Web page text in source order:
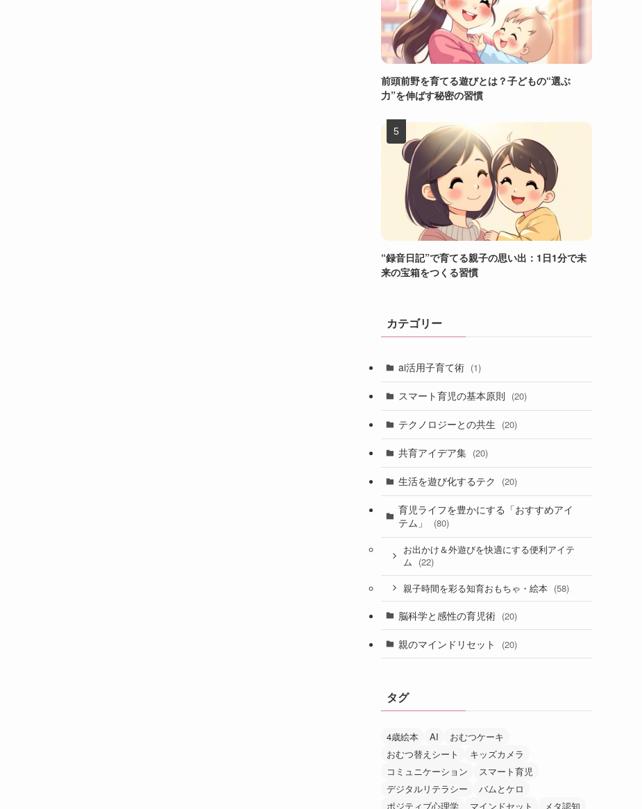
前頭前野を育てる遊びとは？子どもの“選ぶ
力”を伸ばす秘密の習慣
“録音日記”で育てる親子の思い出：1日1分で未
来の宝箱をつくる習慣
カテゴリー
ai活用子育て術 (1)
スマート育児の基本原則 (20)
テクノロジーとの共生 (20)
共育アイデア集 (20)
生活を遊び化するテク (20)
育児ライフを豊かにする「おすすめアイ
テム」
(80)
お出かけ＆外遊びを快適にする便利アイテ
ム
(22)
親子時間を彩る知育おもちゃ・絵本 (58)
脳科学と感性の育児術 (20)
親のマインドリセット (20)
タグ
4歳絵本 AI
おむつケーキ
おむつ替えシート
キッズカメラ
コミュニケーション
スマート育児
デジタルリテラシー
バムとケロ
ポジティブ心理学
マインドセット メタ認知